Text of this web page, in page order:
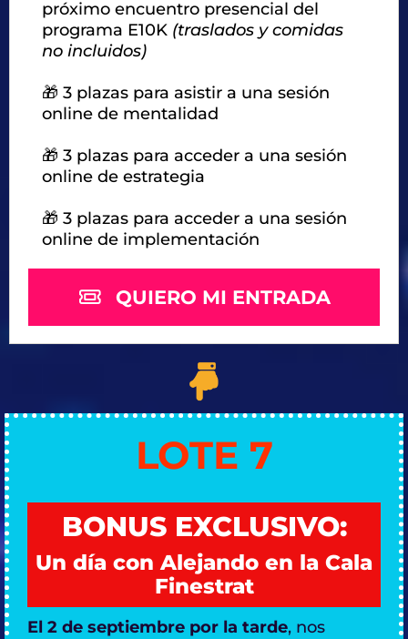
próximo encuentro presencial del
programa E10K (traslados y comidas
no incluidos)
🎁 3 plazas para asistir a una sesión
online de mentalidad
🎁 3 plazas para acceder a una sesión
online de estrategia
🎁 3 plazas para acceder a una sesión
online de implementación
QUIERO MI ENTRADA
LOTE 7
BONUS EXCLUSIVO:
Un día con Alejando en la Cala
Finestrat
El 2 de septiembre por la tarde, nos